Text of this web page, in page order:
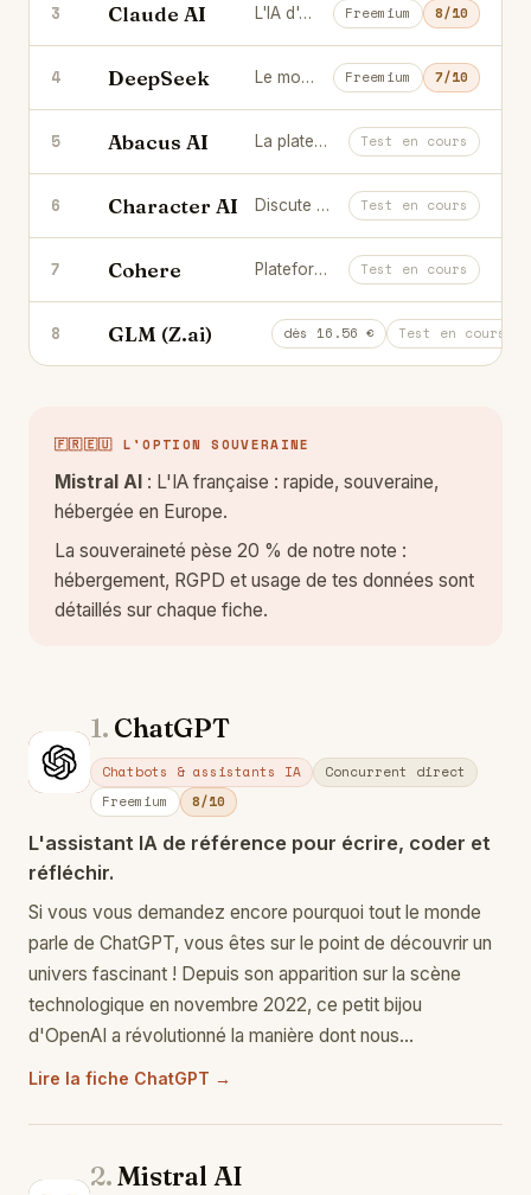
3 Claude AI L'IA d'Anthropic, brillante en rédaction longue et en code. Freemium 8/10
4 DeepSeek Le modèle chinois open source qui rivalise avec GPT, gratuitement. Freemium 7/10
5 Abacus AI La plateforme IA tout-en-un pour les équipes data. Test en cours
6 Character AI Discute avec des personnages IA pour t'amuser ou apprendre. Test en cours
7 Cohere Plateforme d'IA canadienne axée entreprise : modèles Command, Embed et Rerank, RAG multilingue et déploiement privé. Test en cours
8 GLM (Z.ai) La plateforme IA chinoise derrière
dès 16.56 € Test en cours
🇫🇷🇪🇺 L'OPTION SOUVERAINE
Mistral AI : L'IA française : rapide, souveraine,
hébergée en Europe.
La souveraineté pèse 20 % de notre note :
hébergement, RGPD et usage de tes données sont
détaillés sur chaque fiche.
Ch
1. ChatGPT
Chatbots & assistants IA
Concurrent direct
Freemium
8/10
L'assistant IA de référence pour écrire, coder et
réfléchir.
Si vous vous demandez encore pourquoi tout le monde
parle de ChatGPT, vous êtes sur le point de découvrir un
univers fascinant ! Depuis son apparition sur la scène
technologique en novembre 2022, ce petit bijou
d'OpenAI a révolutionné la manière dont nous…
Lire la fiche ChatGPT →
2.Mistral AI